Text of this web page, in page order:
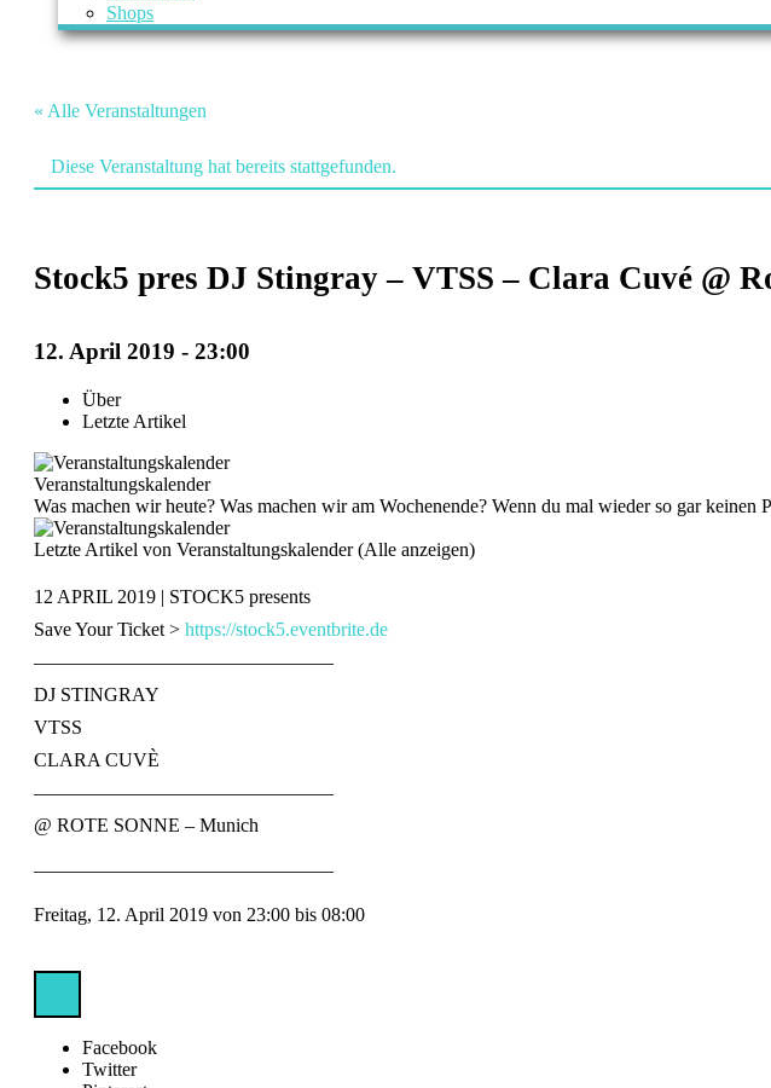
Shops
« Alle Veranstaltungen
Diese Veranstaltung hat bereits stattgefunden.
Stock5 pres DJ Stingray – VTSS – Clara Cuvé @
12. April 2019 - 23:00
Veranstaltung
Navigation
Über
Letzte Artikel
Veranstaltungskalender
Was machen wir heute? Was machen wir am Wochenende? Wenn du mal wieder so gar
Letzte Artikel von Veranstaltungskalender(Alle anzeigen)
12 APRIL 2019 | STOCK5 presents
Save Your Ticket > https://stock5.eventbrite.de
———————————————–
DJ STINGRAY
VTSS
CLARA CUVÈ
———————————————–
@ ROTE SONNE – Munich
———————————————–
Freitag, 12. April 2019 von 23:00 bis 08:00
Facebook
Twitter